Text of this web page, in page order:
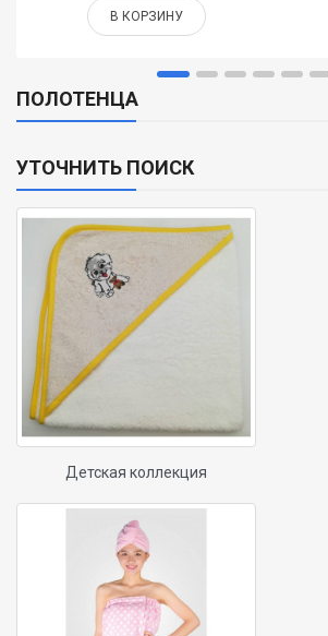
В КОРЗИНУ
ПОЛОТЕНЦА
УТОЧНИТЬ ПОИСК
Детская коллекция